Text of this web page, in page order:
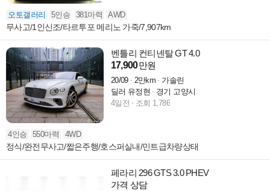
오토갤러리 5인승 381마력 AWD
무사고/1인신조/타르투포 메리노 가죽/7,907km
벤틀리 컨티넨탈 GT 4.0
17,900만원
20/09 2만km
가솔린
딜러 유정현
경기 고양시
4일전
조회 1,786
4인승 550마력 4WD
정식/완전무사고/짧은주행/호스퍼실내/민트급차량상태
페라리 296 GTS 3.0 PHEV
가격 상담